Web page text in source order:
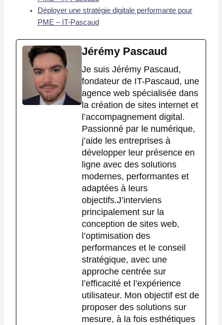
Déployer une stratégie digitale performante pour
PME – IT-Pascaud
Jérémy Pascaud
Je suis Jérémy Pascaud,
fondateur de IT-Pascaud, une
agence web spécialisée dans
la création de sites internet et
l’accompagnement digital.
Passionné par le numérique,
j’aide les entreprises à
développer leur présence en
ligne avec des solutions
modernes, performantes et
adaptées à leurs
objectifs.J’interviens
principalement sur la
conception de sites web,
l’optimisation des
performances et le conseil
stratégique, avec une
approche centrée sur
l’efficacité et l’expérience
utilisateur. Mon objectif est de
proposer des solutions sur
mesure, à la fois esthétiques